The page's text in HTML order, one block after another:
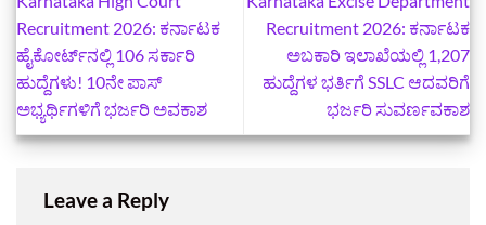
Recruitment 2026: ಕರ್ನಾಟಕ
ಹೈಕೋರ್ಟ್‌ನಲ್ಲಿ 106 ಸರ್ಕಾರಿ
ಹುದ್ದೆಗಳು! 10ನೇ ಪಾಸ್
ಅಭ್ಯರ್ಥಿಗಳಿಗೆ ಭರ್ಜರಿ ಅವಕಾಶ
Recruitment 2026: ಕರ್ನಾಟಕ
ಅಬಕಾರಿ ಇಲಾಖೆಯಲ್ಲಿ 1,207
ಹುದ್ದೆಗಳ ಭರ್ತಿಗೆ SSLC ಆದವರಿಗೆ
ಭರ್ಜರಿ ಸುವರ್ಣವಕಾಶ
Leave a Reply